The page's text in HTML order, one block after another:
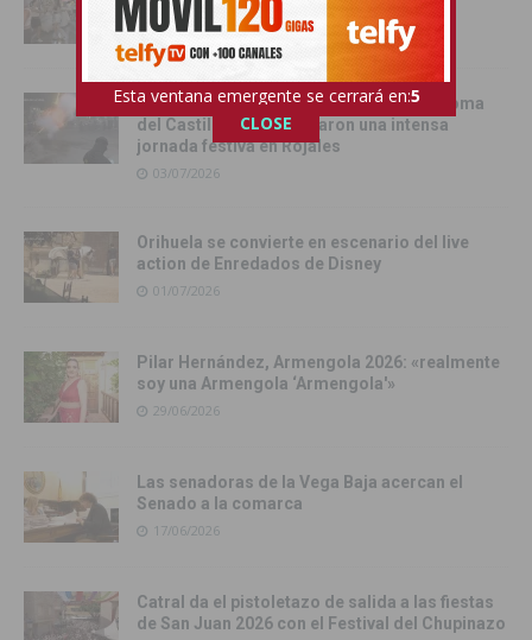
Charanga de sus fiestas patronales
05/07/2026
La Batalla de la Pólvora, el pregón y la Toma
del Castillo protagonizaron una intensa
jornada festiva en Rojales
03/07/2026
Orihuela se convierte en escenario del live
action de Enredados de Disney
01/07/2026
Pilar Hernández, Armengola 2026: «realmente
soy una Armengola ‘Armengola'»
29/06/2026
Las senadoras de la Vega Baja acercan el
Senado a la comarca
17/06/2026
Catral da el pistoletazo de salida a las fiestas
de San Juan 2026 con el Festival del Chupinazo
Esta ventana emergente se cerrará en:4
CLOSE